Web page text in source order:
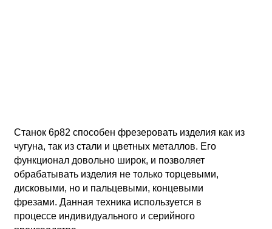
Станок 6р82 способен фрезеровать изделия как из
чугуна, так из стали и цветных металлов. Его
функционал довольно широк, и позволяет
обрабатывать изделия не только торцевыми,
дисковыми, но и пальцевыми, концевыми
фрезами. Данная техника используется в
процессе индивидуального и серийного